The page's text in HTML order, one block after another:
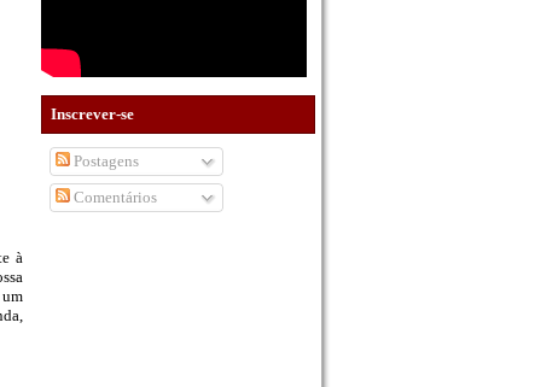
à
Inscrever-se
Postagens
Comentários